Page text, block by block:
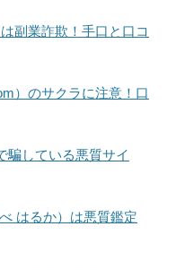
副業詐欺！手口と口コ
）のサクラに注意！口
騙している悪質サイ
はるか）は悪質鑑定